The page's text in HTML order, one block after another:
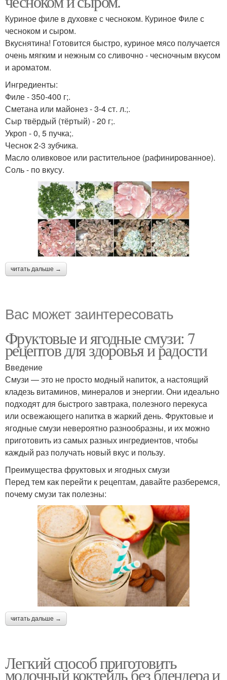
Куриное филе в духовке с чесноком. Куриное Филе с
чесноком и сыром.
Вкуснятина! Готовится быстро, куриное мясо получается
очень мягким и нежным со сливочно - чесночным вкусом
и ароматом.
Ингредиенты:
Филе - 350-400 г;.
Сметана или майонез - 3-4 ст. л.;.
Сыр твёрдый (тёртый) - 20 г;.
Укроп - 0, 5 пучка;.
Чеснок 2-3 зубчика.
Масло оливковое или растительное (рафинированное).
Соль - по вкусу.
читать дальше →
Вас может заинтересовать
Фруктовые и ягодные смузи: 7
рецептов для здоровья и радости
Введение
Смузи — это не просто модный напиток, а настоящий
кладезь витаминов, минералов и энергии. Они идеально
подходят для быстрого завтрака, полезного перекуса
или освежающего напитка в жаркий день. Фруктовые и
ягодные смузи невероятно разнообразны, и их можно
приготовить из самых разных ингредиентов, чтобы
каждый раз получать новый вкус и пользу.
Преимущества фруктовых и ягодных смузи
Перед тем как перейти к рецептам, давайте разберемся,
почему смузи так полезны:
читать дальше →
Легкий способ приготовить
молочный коктейль без блендера и